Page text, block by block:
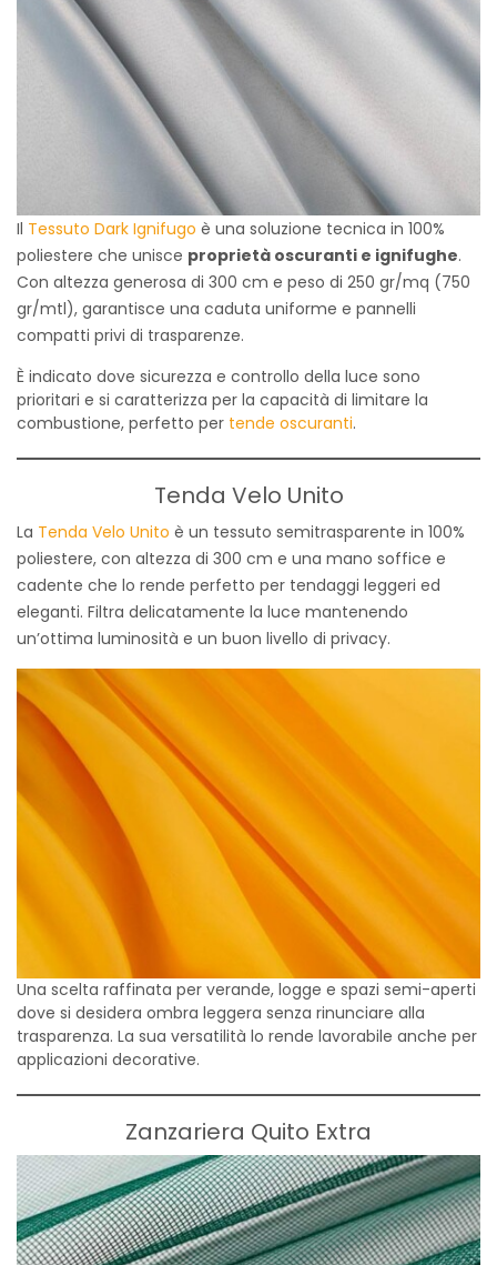
Il Tessuto Dark Ignifugo è una soluzione tecnica in 100%
poliestere che unisce proprietà oscuranti e ignifughe.
Con altezza generosa di 300 cm e peso di 250 gr/mq (750
gr/mtl), garantisce una caduta uniforme e pannelli
compatti privi di trasparenze.
È indicato dove sicurezza e controllo della luce sono
prioritari e si caratterizza per la capacità di limitare la
combustione, perfetto per tende oscuranti.
Tenda Velo Unito
La Tenda Velo Unito è un tessuto semitrasparente in 100%
poliestere, con altezza di 300 cm e una mano soffice e
cadente che lo rende perfetto per tendaggi leggeri ed
eleganti. Filtra delicatamente la luce mantenendo
un’ottima luminosità e un buon livello di privacy.
Una scelta raffinata per verande, logge e spazi semi-aperti
dove si desidera ombra leggera senza rinunciare alla
trasparenza. La sua versatilità lo rende lavorabile anche per
applicazioni decorative.
Zanzariera Quito Extra